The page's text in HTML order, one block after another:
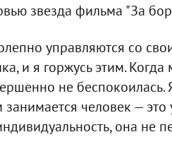
звезда фильма "За
управляются со
и я горжусь этим.
не
человек — это
она не